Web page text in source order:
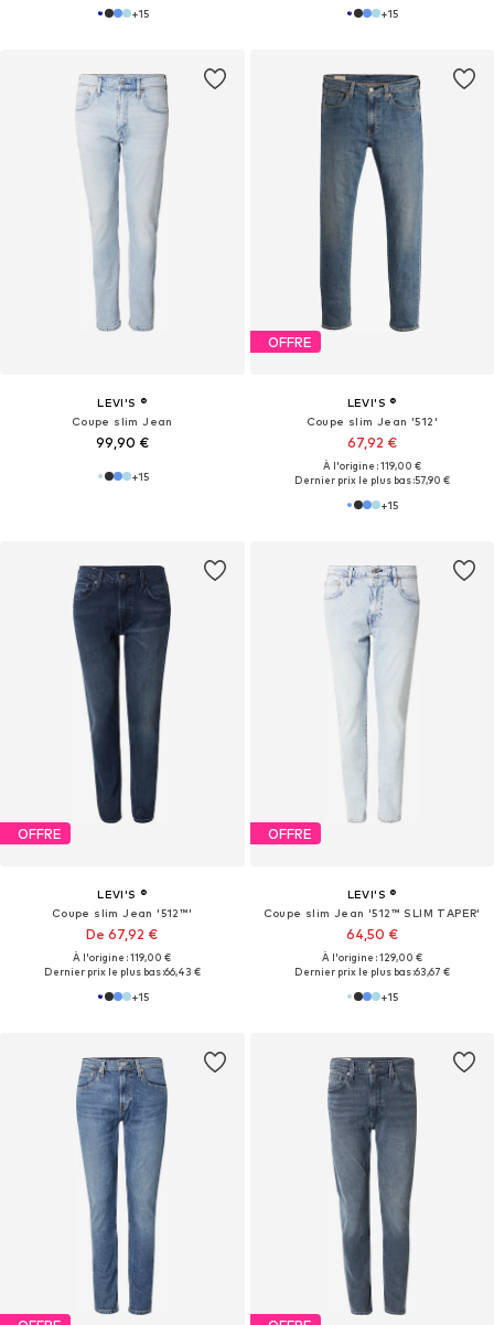
+15 +15
LEVI'S ®
Coupe slim Jean
99,90 €
+15
OFFRE
LEVI'S ®
Coupe slim Jean '512'
67,92 €
À l'origine : 119,00 €
Dernier prix le plus bas :57,90 €
+15
OFFRE
LEVI'S ®
Coupe slim Jean '512™'
De 67,92 €
À l'origine : 119,00 €
Dernier prix le plus bas :66,43 €
+15
OFFRE
LEVI'S ®
Coupe slim Jean '512™ SLIM TAPER'
64,50 €
À l'origine : 129,00 €
Dernier prix le plus bas :63,67 €
+15